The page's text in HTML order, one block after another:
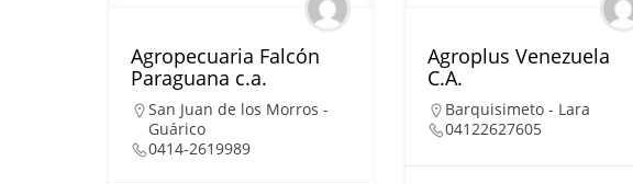
Agropecuaria Falcón
Paraguana c.a.
San Juan de los Morros -
Guárico
0414-2619989
Agroplus Venezuela
C.A.
Barquisimeto - Lara
04122627605